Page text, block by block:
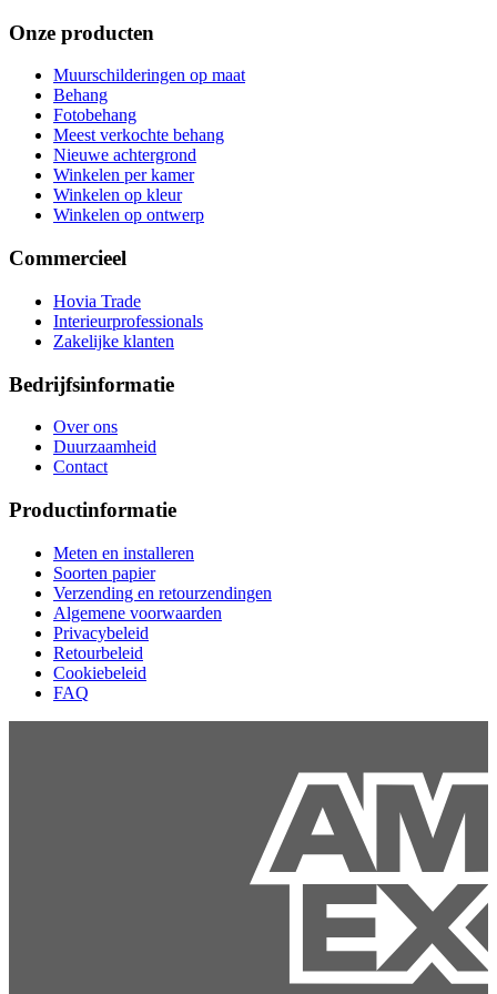
Onze producten
Muurschilderingen op maat
Behang
Fotobehang
Meest verkochte behang
Nieuwe achtergrond
Winkelen per kamer
Winkelen op kleur
Winkelen op ontwerp
Commercieel
Hovia Trade
Interieurprofessionals
Zakelijke klanten
Bedrijfsinformatie
Over ons
Duurzaamheid
Contact
Productinformatie
Meten en installeren
Soorten papier
Verzending en retourzendingen
Algemene voorwaarden
Privacybeleid
Retourbeleid
Cookiebeleid
FAQ